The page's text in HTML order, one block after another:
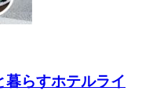
らすホテルライ